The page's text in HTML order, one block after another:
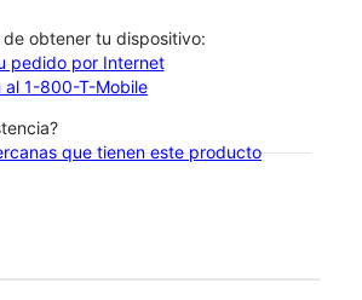
de obtener tu dispositivo:
pedido por Internet
al 1-800-T-Mobile
que tienen este producto